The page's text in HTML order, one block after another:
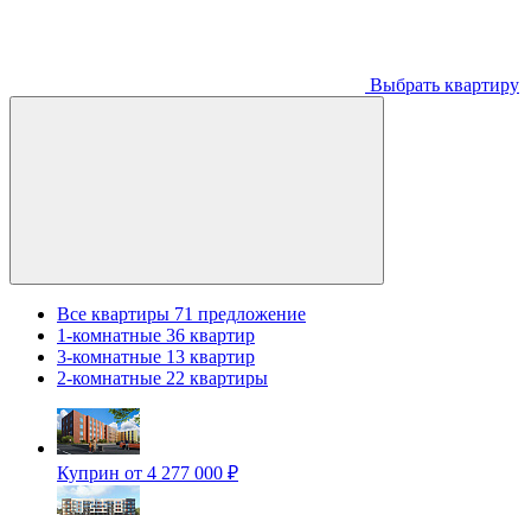
Выбрать квартиру
Все квартиры 71 предложение
1-комнатные 36 квартир
3-комнатные 13 квартир
2-комнатные 22 квартиры
Куприн от 4 277 000 ₽